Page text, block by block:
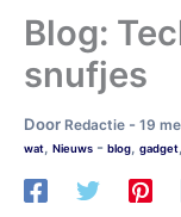
Blog:
snufjes
Door Redactie - 19
wat, Nieuws - blog, gadget,